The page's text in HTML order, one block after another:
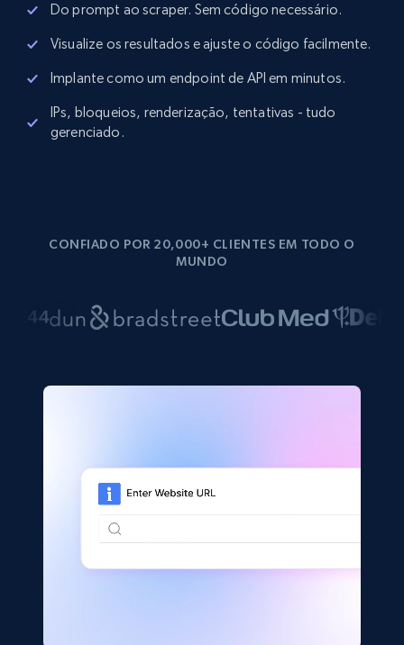
Do prompt ao scraper. Sem código necessário.
Visualize os resultados e ajuste o código facilmente.
Implante como um endpoint de API em minutos.
IPs, bloqueios, renderização, tentativas - tudo
gerenciado.
CONFIADO POR 20,000+ CLIENTES EM TODO O
MUNDO